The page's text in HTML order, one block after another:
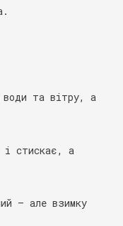
води та вітру, а
і стискає, а
— але взимку